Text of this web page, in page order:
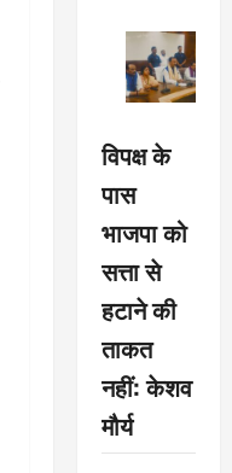
विपक्ष के
पास
भाजपा को
सत्ता से
हटाने की
ताकत
नहीं: केशव
मौर्य